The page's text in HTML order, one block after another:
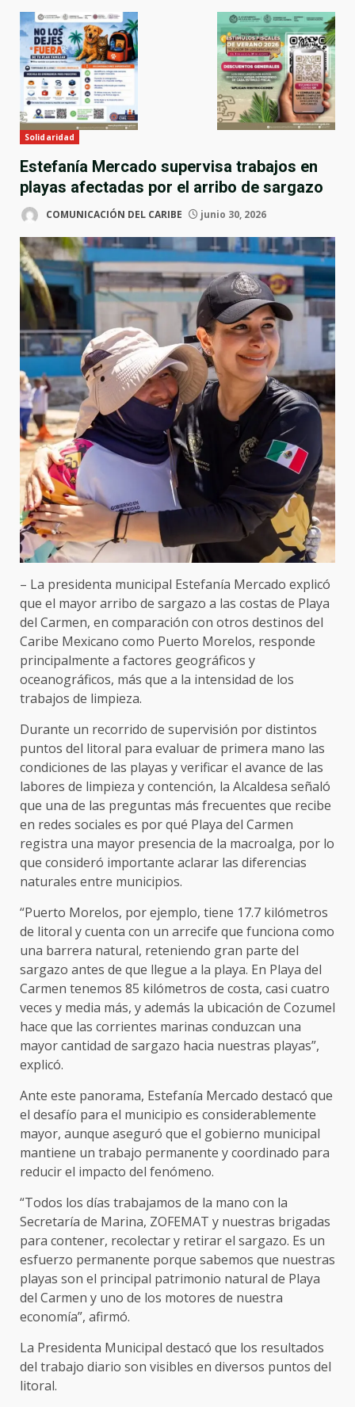
Solidaridad
Estefanía Mercado supervisa trabajos en
playas afectadas por el arribo de sargazo
COMUNICACIÓN DEL CARIBE junio 30, 2026
– La presidenta municipal Estefanía Mercado explicó
que el mayor arribo de sargazo a las costas de Playa
del Carmen, en comparación con otros destinos del
Caribe Mexicano como Puerto Morelos, responde
principalmente a factores geográficos y
oceanográficos, más que a la intensidad de los
trabajos de limpieza.
Durante un recorrido de supervisión por distintos
puntos del litoral para evaluar de primera mano las
condiciones de las playas y verificar el avance de las
labores de limpieza y contención, la Alcaldesa señaló
que una de las preguntas más frecuentes que recibe
en redes sociales es por qué Playa del Carmen
registra una mayor presencia de la macroalga, por lo
que consideró importante aclarar las diferencias
naturales entre municipios.
“Puerto Morelos, por ejemplo, tiene 17.7 kilómetros
de litoral y cuenta con un arrecife que funciona como
una barrera natural, reteniendo gran parte del
sargazo antes de que llegue a la playa. En Playa del
Carmen tenemos 85 kilómetros de costa, casi cuatro
veces y media más, y además la ubicación de Cozumel
hace que las corrientes marinas conduzcan una
mayor cantidad de sargazo hacia nuestras playas”,
explicó.
Ante este panorama, Estefanía Mercado destacó que
el desafío para el municipio es considerablemente
mayor, aunque aseguró que el gobierno municipal
mantiene un trabajo permanente y coordinado para
reducir el impacto del fenómeno.
“Todos los días trabajamos de la mano con la
Secretaría de Marina, ZOFEMAT y nuestras brigadas
para contener, recolectar y retirar el sargazo. Es un
esfuerzo permanente porque sabemos que nuestras
playas son el principal patrimonio natural de Playa
del Carmen y uno de los motores de nuestra
economía”, afirmó.
La Presidenta Municipal destacó que los resultados
del trabajo diario son visibles en diversos puntos del
litoral.